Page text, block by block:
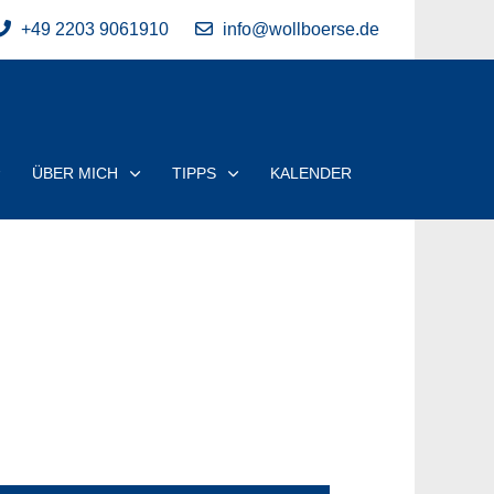
+49 2203 9061910 info@wollboerse.de
ÜBER MICH TIPPS KALENDER